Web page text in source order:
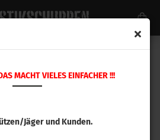
MACHT VIELES EINFACHER !!!
Jäger und Kunden.